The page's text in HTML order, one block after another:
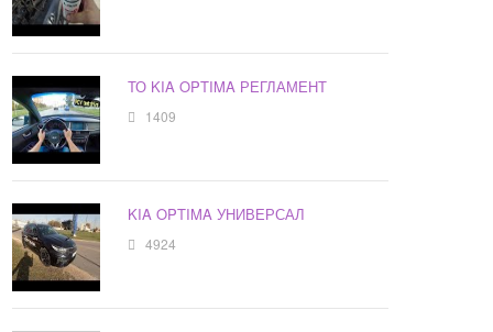
ТО KIA OPTIMA РЕГЛАМЕНТ
1409
KIA OPTIMA УНИВЕРСАЛ
4924